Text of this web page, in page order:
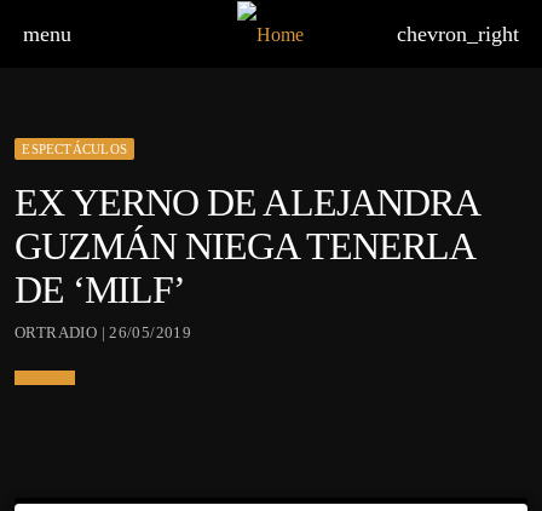
menu chevron_right
ESPECTÁCULOS
EX YERNO DE ALEJANDRA
GUZMÁN NIEGA TENERLA
DE ‘MILF’
ORTRADIO | 26/05/2019